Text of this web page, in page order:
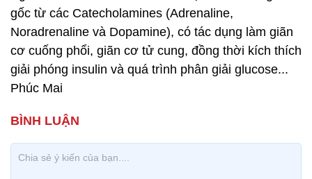
gốc từ các Catecholamines (Adrenaline,
Noradrenaline và Dopamine), có tác dụng làm giãn
cơ cuống phổi, giãn cơ tử cung, đồng thời kích thích
giải phóng insulin và quá trình phân giải glucose...
Phúc Mai